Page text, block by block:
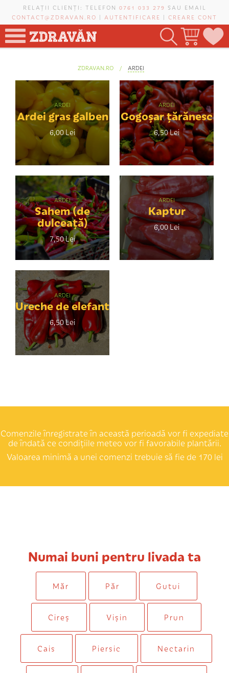
Mergi la conţinutul principal
RELAȚII CLIENȚI: TELEFON 0761 033 279 SAU EMAIL
CONTACT@ZDRAVAN.RO | AUTENTIFICARE | CREARE CONT
POMI FRUCTIFERI
VIȚĂ-DE-VIE
TRANDAFIRI NOBILI
PLANIFICATOR DE LIVADĂ
CAUTĂ ÎN SAIT
COȘUL MEU
CONTUL MEU
WHISHLIST
ZDRAVAN.RO ARDEI
ARDEI
Ardei gras galben
6,00 Lei
ARDEI
Gogoșar țărănesc
6,50 Lei
ARDEI
Sahem (de
dulceață)
7,50 Lei
ARDEI
Kaptur
6,00 Lei
ARDEI
Ureche de elefant
6,50 Lei
Comenzile înregistrate în această perioadă vor fi expediate
de îndată ce condițiile meteo vor fi favorabile plantării.
Valoarea minimă a unei comenzi trebuie să fie de 170 lei
Numai buni pentru livada ta
Măr Păr Gutui
Cireș Vișin Prun
Cais Piersic Nectarin